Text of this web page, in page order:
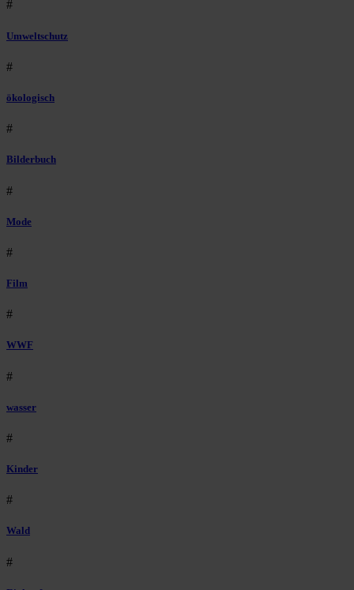
#
Umweltschutz
#
ökologisch
#
Bilderbuch
#
Mode
#
Film
#
WWF
#
wasser
#
Kinder
#
Wald
#